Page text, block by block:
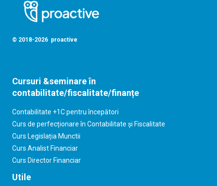
© 2018-2026 proactive
Cursuri &seminare în
contabilitate/fiscalitate/finanțe
Contabilitate +1C pentru începători
Curs de perfecționare în Contabilitate și Fiscalitate
Curs Legislația Munctii
Curs Analist Financiar
Curs Director Financiar
Utile